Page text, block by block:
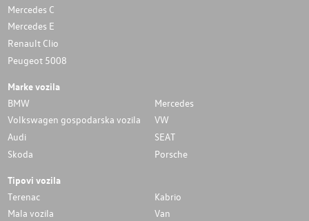
Mercedes C
Mercedes E
Renault Clio
Peugeot 5008
Marke vozila
BMW
Mercedes
Volkswagen gospodarska vozila
VW
Audi
SEAT
Skoda
Porsche
Tipovi vozila
Terenac
Kabrio
Mala vozila
Van